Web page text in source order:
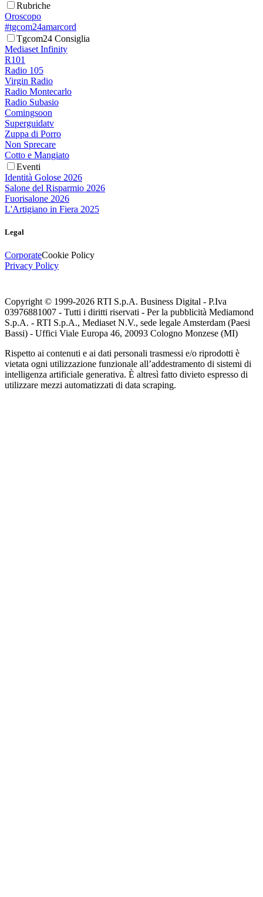
Rubriche
Oroscopo
#tgcom24amarcord
Tgcom24 Consiglia
Mediaset Infinity
R101
Radio 105
Virgin Radio
Radio Montecarlo
Radio Subasio
Comingsoon
Superguidatv
Zuppa di Porro
Non Sprecare
Cotto e Mangiato
Eventi
Identità Golose 2026
Salone del Risparmio 2026
Fuorisalone 2026
L'Artigiano in Fiera 2025
Legal
CorporateCookie Policy
Privacy Policy
Copyright © 1999-2026 RTI S.p.A. Business Digital - P.Iva
03976881007 - Tutti i diritti riservati - Per la pubblicità Mediamond
S.p.A. - RTI S.p.A., Mediaset N.V., sede legale Amsterdam (Paesi
Bassi) - Uffici Viale Europa 46, 20093 Cologno Monzese (MI)
Rispetto ai contenuti e ai dati personali trasmessi e/o riprodotti è
vietata ogni utilizzazione funzionale all’addestramento di sistemi di
intelligenza artificiale generativa. È altresì fatto divieto espresso di
utilizzare mezzi automatizzati di data scraping.